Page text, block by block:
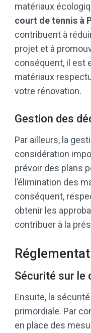
matériaux
court de tennis à
contribuent à
projet et à
conséquent, il est
matériaux
votre rénovation.
Gestion des
Par ailleurs, la
considération
prévoir des plans
l’élimination des
conséquent,
obtenir les
contribuer à la
Sécurité sur le
Ensuite, la
primordiale. Par
en place des